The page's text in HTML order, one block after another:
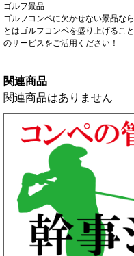
ゴルフ景品
ゴルフコンペに欠かせない景品な
とはゴルフコンペを盛り上げるこ
のサービスをご活用ください！
関連商品
関連商品はありません